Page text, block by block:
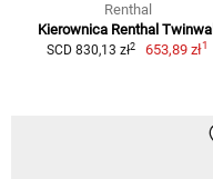
Renthal
Kierownica Renthal Twinwall
SCD 830,13 zł2 653,89 zł1